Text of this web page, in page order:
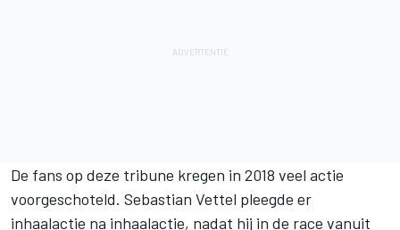
De fans op deze tribune kregen in 2018 veel actie
voorgeschoteld. Sebastian Vettel pleegde er
inhaalactie na inhaalactie, nadat hij in de race vanuit